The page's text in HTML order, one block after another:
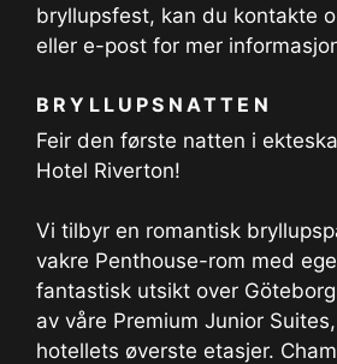
bryllupsfest, kan du kontakte
eller e-post for mer
BRYLLUPSNATTEN
Feir den første natten i
Hotel Riverton!
Vi tilbyr en romantisk
vakre Penthouse-rom med
fantastisk utsikt over
av våre Premium Junior
hotellets øverste etasjer.